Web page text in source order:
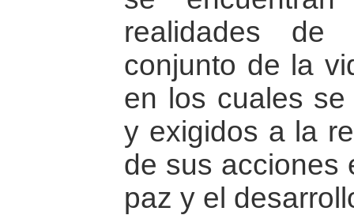
realidades
conjunto de la
en los cuales
y exigidos a la
de sus acciones
paz y el